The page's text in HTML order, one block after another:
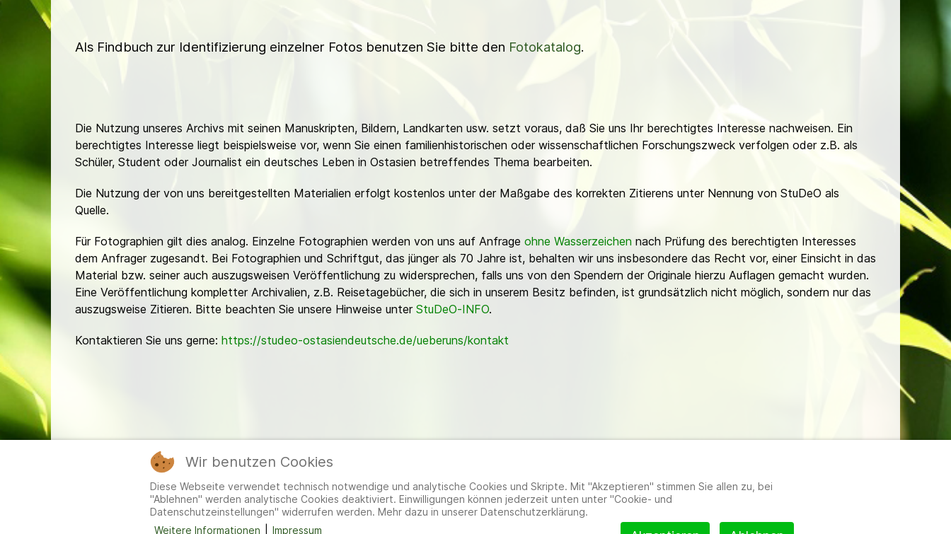
Als Findbuch zur Identifizierung einzelner Fotos benutzen Sie bitte den Fotokatalog.
Die Nutzung unseres Archivs mit seinen Manuskripten, Bildern, Landkarten usw. setzt voraus, daß Sie uns Ihr berechtigtes Interesse nachweisen. Ein
berechtigtes Interesse liegt beispielsweise vor, wenn Sie einen familienhistorischen oder wissenschaftlichen Forschungszweck verfolgen oder z.B. als
Schüler, Student oder Journalist ein deutsches Leben in Ostasien betreffendes Thema bearbeiten.
Die Nutzung der von uns bereitgestellten Materialien erfolgt kostenlos unter der Maßgabe des korrekten Zitierens unter Nennung von StuDeO als
Quelle.
Für Fotographien gilt dies analog. Einzelne Fotographien werden von uns auf Anfrage ohne Wasserzeichen nach Prüfung des berechtigten Interesses
dem Anfrager zugesandt. Bei Fotographien und Schriftgut, das jünger als 70 Jahre ist, behalten wir uns insbesondere das Recht vor, einer Einsicht in das
Material bzw. seiner auch auszugsweisen Veröffentlichung zu widersprechen, falls uns von den Spendern der Originale hierzu Auflagen gemacht wurden.
Eine Veröffentlichung kompletter Archivalien, z.B. Reisetagebücher, die sich in unserem Besitz befinden, ist grundsätzlich nicht möglich, sondern nur das
auszugsweise Zitieren. Bitte beachten Sie unsere Hinweise unter StuDeO-INFO.
Kontaktieren Sie uns gerne: https://studeo-ostasiendeutsche.de/ueberuns/kontakt
Mitglieder
Wir benutzen Cookies
Diese Webseite verwendet technisch notwendige und analytische Cookies und Skripte. Mit "Akzeptieren" stimmen Sie allen zu, bei
"Ablehnen" werden analytische Cookies deaktiviert. Einwilligungen können jederzeit unten unter "Cookie- und
Datenschutzeinstellungen" widerrufen werden. Mehr dazu in unserer Datenschutzerklärung.
Weitere Informationen Impressum